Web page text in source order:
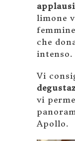
applausi
limone
che
intenso.
Vi
vi
Apollo.